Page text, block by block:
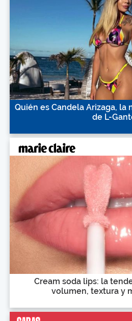
Quién es Candela Arizaga, la
de L-
Cream soda lips: la
volumen, textura y